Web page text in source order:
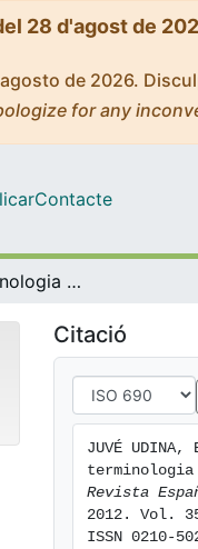
28 d'agost de
de 2026.
for any
Contacte
ATIC. Una terminologia de interfase (II)
Citació
JUVÉ
Revista
2012. Vol.
ISSN 0210-